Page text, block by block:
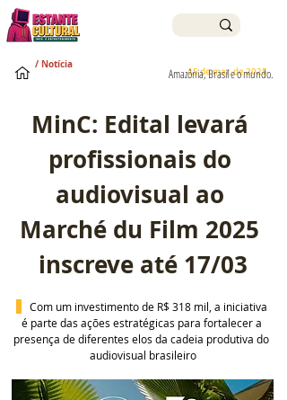
15 de mar. de 2025
Amazônia, Brasil e o mundo.
/ Notícia
MinC: Edital levará
profissionais do
audiovisual ao
Marché du Film 2025
inscreve até 17/03
Com um investimento de R$ 318 mil, a iniciativa
é parte das ações estratégicas para fortalecer a
presença de diferentes elos da cadeia produtiva do
audiovisual brasileiro